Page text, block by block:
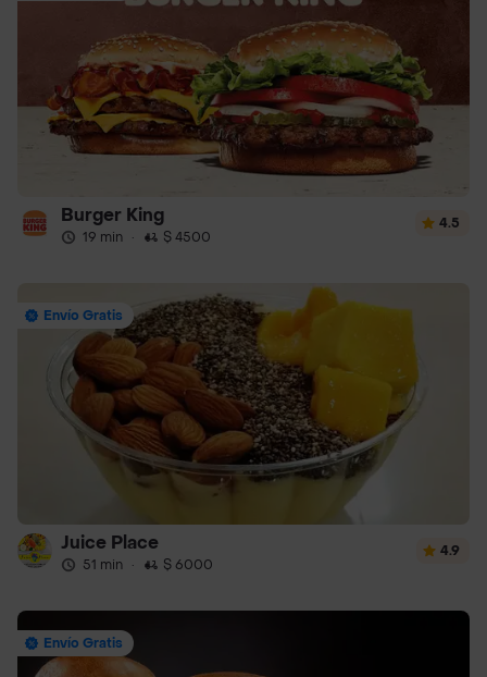
Burger King
19 min · $ 4500
4.5
Envío Gratis
Juice Place
51 min · $ 6000
4.9
Envío Gratis